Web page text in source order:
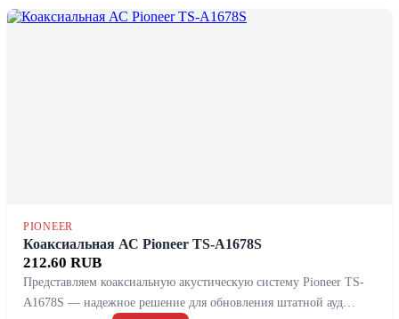
PIONEER
Коаксиальная АС Pioneer TS-A1678S
212.60 RUB
Представляем коаксиальную акустическую систему Pioneer TS-
A1678S — надежное решение для обновления штатной ауд…